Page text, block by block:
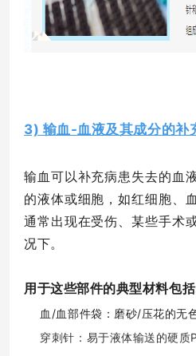
3) 输血-血液及其成分的补
输血可以补充病患失去的血
的液体或细胞，如红细胞、
通常出现在受伤、某些手术
况下。
用于这些部件的典型材料包
血/血部件袋：磨砂/压花的无
穿刺针：易于液体输送的硬质